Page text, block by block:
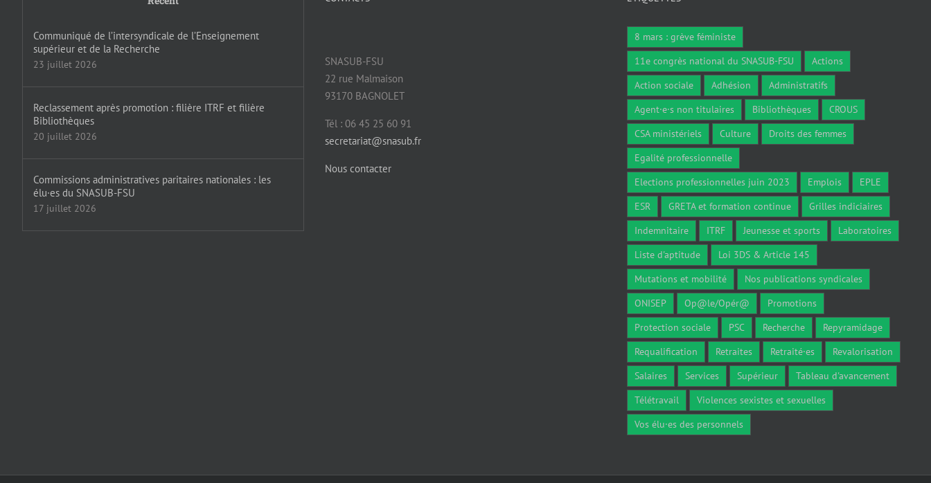
Communiqué de l’intersyndicale de l’Enseignement
supérieur et de la Recherche
23 juillet 2026
Reclassement après promotion : filière ITRF et filière
Bibliothèques
20 juillet 2026
Commissions administratives paritaires nationales : les
élu·es du SNASUB-FSU
17 juillet 2026
SNASUB-FSU
22 rue Malmaison
93170 BAGNOLET
Tél : 06 45 25 60 91
secretariat@snasub.fr
Nous contacter
8 mars : grève féministe
11e congrès national du SNASUB-FSU
Actions
Action sociale
Adhésion
Administratifs
Agent·e·s non titulaires
Bibliothèques
CROUS
CSA ministériels
Culture
Droits des femmes
Egalité professionnelle
Elections professionnelles juin 2023
Emplois
EPLE
ESR
GRETA et formation continue
Grilles indiciaires
Indemnitaire
ITRF Jeunesse et sports
Laboratoires
Liste d'aptitude
Loi 3DS & Article 145
Mutations et mobilité
Nos publications syndicales
ONISEP
Op@le/Opér@
Promotions
Protection sociale
PSC Recherche
Repyramidage
Requalification
Retraites Retraité·es
Revalorisation
Salaires
Services Supérieur
Tableau d'avancement
Télétravail
Violences sexistes et sexuelles
Vos élu·es des personnels